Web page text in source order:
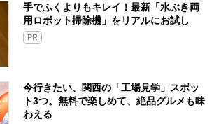
手でふくよりもキレイ！最新「水ぶき両
用ロボット掃除機」をリアルにお試し
PR
今行きたい、関西の「工場見学」スポッ
ト3つ。無料で楽しめて、絶品グルメも味
わえる